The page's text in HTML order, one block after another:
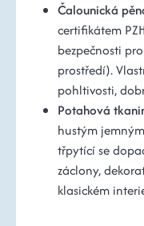
Čalounická
certifikátem
bezpečnosti
prostředí).
pohltivosti,
Potahová
hustým
třpytící se
záclony,
klasickém